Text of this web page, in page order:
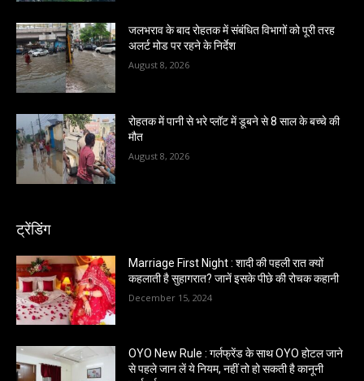
जलभराव के बाद रोहतक में संबंधित विभागों को पूरी तरह
अलर्ट मोड पर रहने के निर्देश
August 8, 2026
रोहतक में पानी से भरे प्लॉट में डूबने से 8 साल के बच्चे की
मौत
August 8, 2026
ट्रेंडिंग
Marriage First Night : शादी की पहली रात क्यों
कहलाती है सुहागरात? जानें इसके पीछे की रोचक कहानी
December 15, 2024
OYO New Rule : गर्लफ्रेंड के साथ OYO होटल जाने
से पहले जान लें ये नियम, नहीं तो हो सकती है कानूनी